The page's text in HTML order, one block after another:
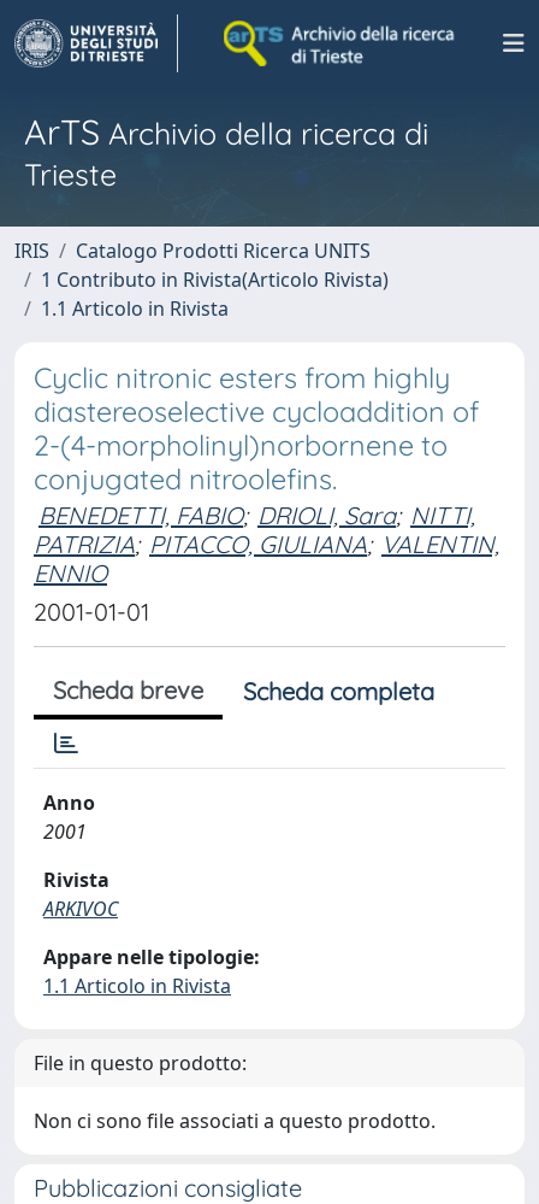
ArTS Archivio della ricerca di
Trieste
IRIS
Catalogo Prodotti Ricerca UNITS
1 Contributo in Rivista(Articolo Rivista)
1.1 Articolo in Rivista
Cyclic nitronic esters from highly
diastereoselective cycloaddition of
2-(4-morpholinyl)norbornene to
conjugated nitroolefins.
BENEDETTI, FABIO; DRIOLI, Sara; NITTI,
PATRIZIA; PITACCO, GIULIANA; VALENTIN,
ENNIO
2001-01-01
Scheda breve Scheda completa
Anno
2001
Rivista
ARKIVOC
Appare nelle tipologie:
1.1 Articolo in Rivista
File in questo prodotto:
Non ci sono file associati a questo prodotto.
Pubblicazioni consigliate